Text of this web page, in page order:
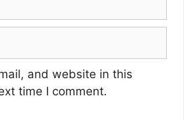
and website in this
time I comment.